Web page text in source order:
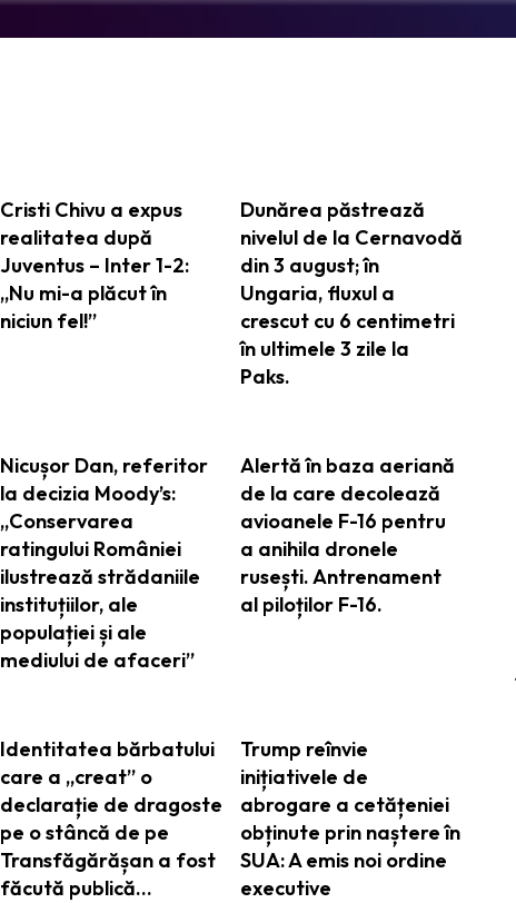
Cristi Chivu a expus
realitatea după
Juventus – Inter 1-2:
„Nu mi-a plăcut în
niciun fel!”
Dunărea păstrează
nivelul de la Cernavodă
din 3 august; în
Ungaria, fluxul a
crescut cu 6 centimetri
în ultimele 3 zile la
Paks.
Nicușor Dan, referitor
la decizia Moody’s:
„Conservarea
ratingului României
ilustrează strădaniile
instituțiilor, ale
populației și ale
mediului de afaceri”
Alertă în baza aeriană
de la care decolează
avioanele F-16 pentru
a anihila dronele
rusești. Antrenament
al piloților F-16.
Identitatea bărbatului
care a „creat” o
declarație de dragoste
pe o stâncă de pe
Transfăgărășan a fost
făcută publică…
Trump reînvie
inițiativele de
abrogare a cetățeniei
obținute prin naștere în
SUA: A emis noi ordine
executive